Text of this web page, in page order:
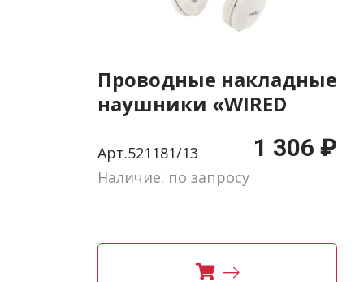
Проводные накладные
наушники «WIRED
Арт.521181/13 1 306 ₽
Наличие: по запросу